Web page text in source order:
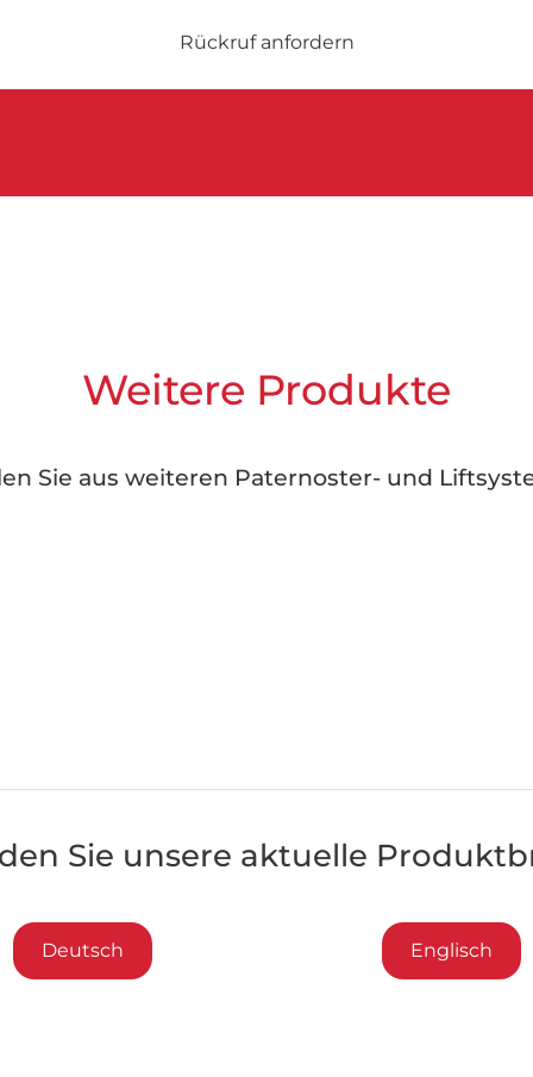
Weitere Produkte
Sie aus weiteren Paternoster- und
Sie unsere aktuelle
Deutsch Englisch